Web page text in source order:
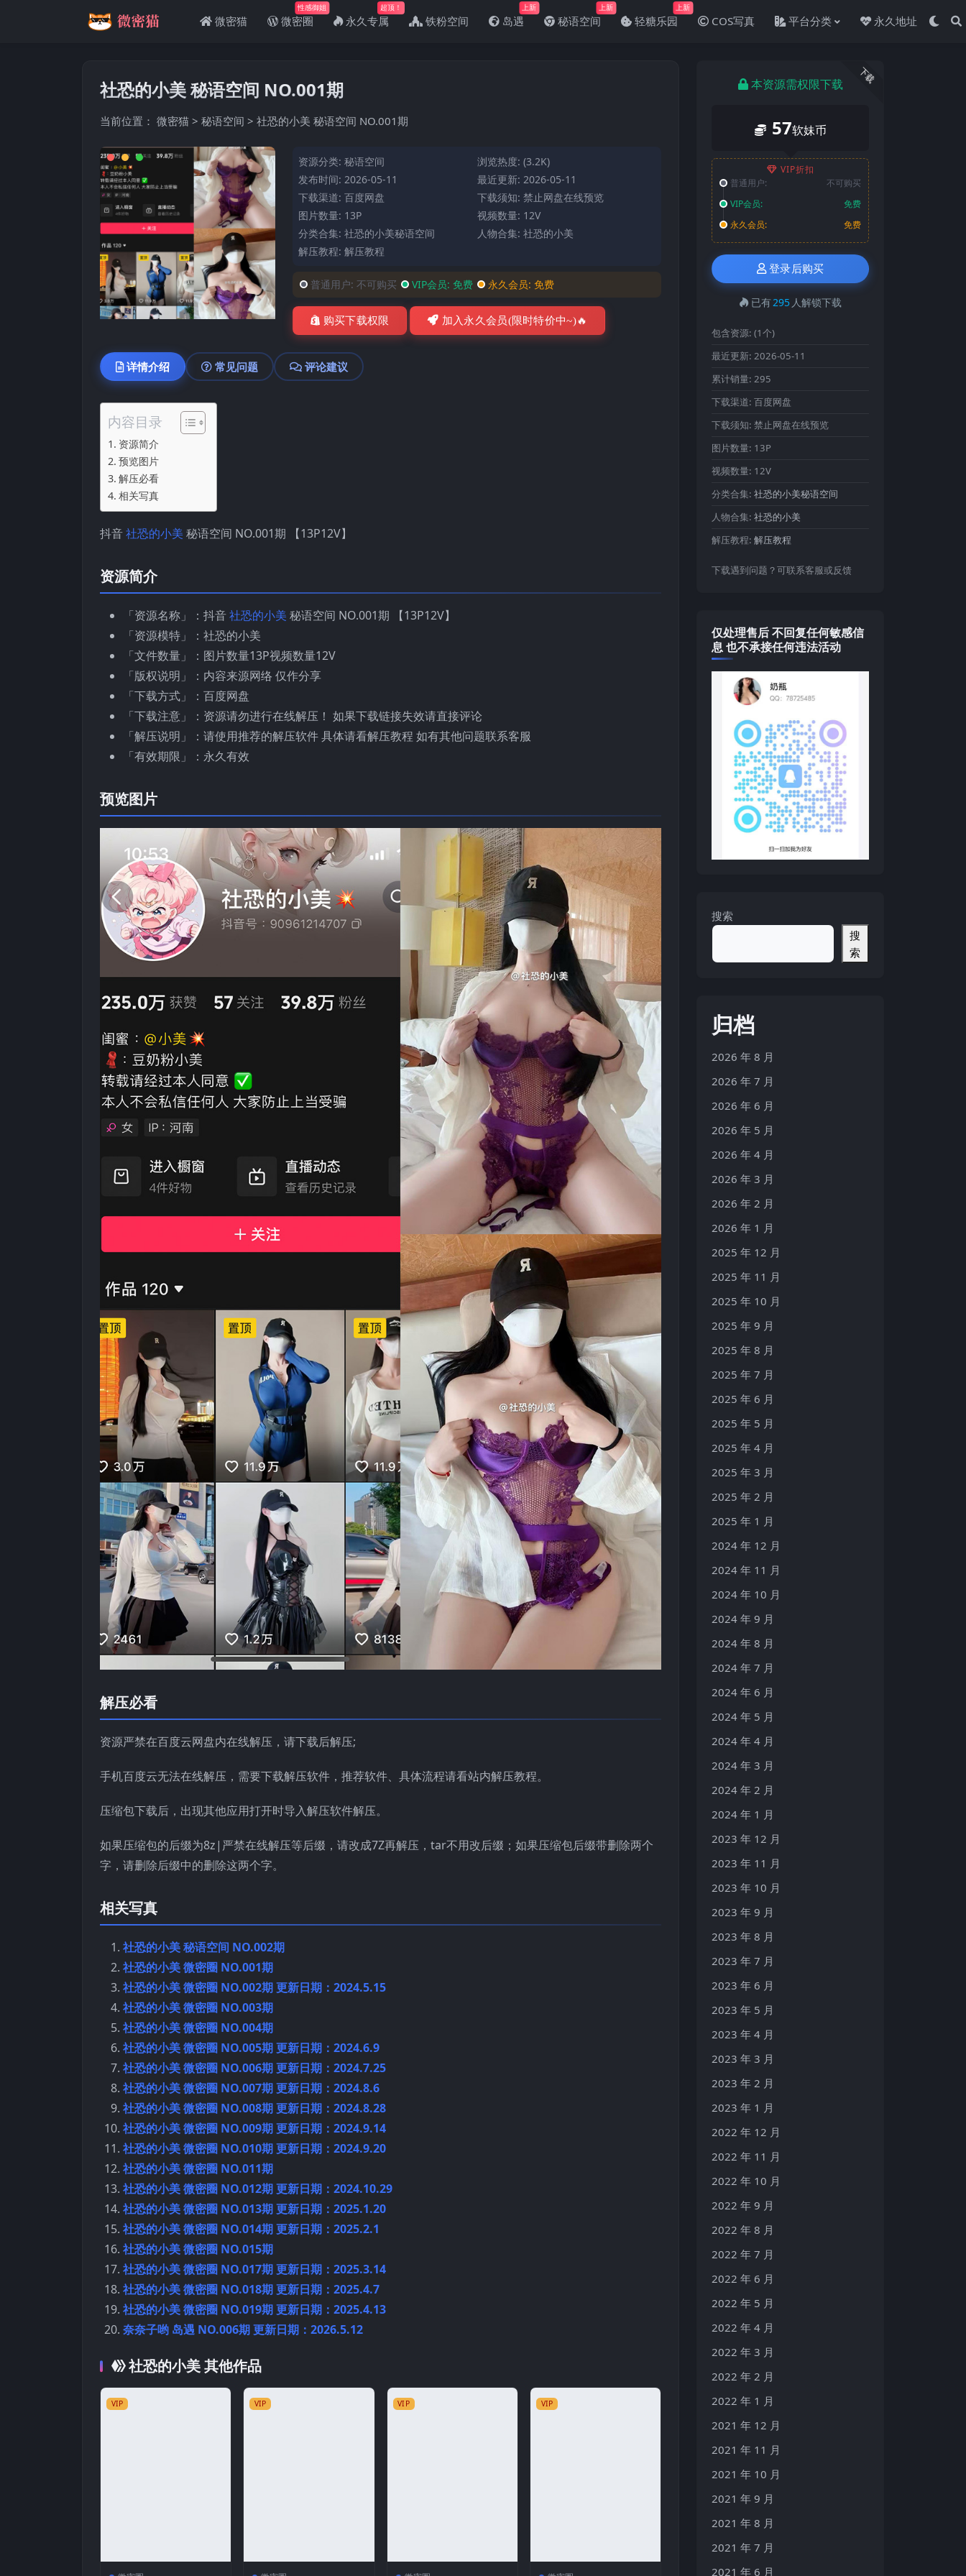
微密猫 微密圈
性感御姐
永久专属
超顶！
铁粉空间 岛遇
上新
秘语空间
上新
轻糖乐园
上新
COS写真 平台分类 永久地址
社恐的小美 秘语空间 NO.001期
当前位置： 微密猫 > 秘语空间 > 社恐的小美 秘语空间 NO.001期
资源分类:秘语空间
浏览热度: (3.2K)
发布时间: 2026-05-11
最近更新: 2026-05-11
下载渠道: 百度网盘
下载须知: 禁止网盘在线预览
图片数量: 13P
视频数量: 12V
分类合集:社恐的小美秘语空间 人物合集: 社恐的小美
解压教程:解压教程
普通用户:不可购买 VIP会员: 免费 永久会员:免费
购买下载权限 加入永久会员(限时特价中~)🔥
详情介绍 常见问题 评论建议
内容目录
资源简介
预览图片
解压必看
相关写真
抖音社恐的小美 秘语空间 NO.001期 【13P12V】
资源简介
「资源名称」：抖音社恐的小美 秘语空间 NO.001期 【13P12V】
「资源模特」：社恐的小美
「文件数量」：图片数量13P视频数量12V
「版权说明」：内容来源网络 仅作分享
「下载方式」：百度网盘
「下载注意」：资源请勿进行在线解压！ 如果下载链接失效请直接评论
「解压说明」：请使用推荐的解压软件 具体请看解压教程 如有其他问题联系客服
「有效期限」：永久有效
预览图片
解压必看
资源严禁在百度云网盘内在线解压，请下载后解压;
手机百度云无法在线解压，需要下载解压软件，推荐软件、具体流程请看站内解压教程。
压缩包下载后，出现其他应用打开时导入解压软件解压。
如果压缩包的后缀为8z|严禁在线解压等后缀，请改成7Z再解压，tar不用改后缀；如果压缩包后缀带删除两个
字，请删除后缀中的删除这两个字。
相关写真
社恐的小美 秘语空间 NO.002期
社恐的小美 微密圈 NO.001期
社恐的小美 微密圈 NO.002期 更新日期：2024.5.15
社恐的小美 微密圈 NO.003期
社恐的小美 微密圈 NO.004期
社恐的小美 微密圈 NO.005期 更新日期：2024.6.9
社恐的小美 微密圈 NO.006期 更新日期：2024.7.25
社恐的小美 微密圈 NO.007期 更新日期：2024.8.6
社恐的小美 微密圈 NO.008期 更新日期：2024.8.28
社恐的小美 微密圈 NO.009期 更新日期：2024.9.14
社恐的小美 微密圈 NO.010期 更新日期：2024.9.20
社恐的小美 微密圈 NO.011期
社恐的小美 微密圈 NO.012期 更新日期：2024.10.29
社恐的小美 微密圈 NO.013期 更新日期：2025.1.20
社恐的小美 微密圈 NO.014期 更新日期：2025.2.1
社恐的小美 微密圈 NO.015期
社恐的小美 微密圈 NO.017期 更新日期：2025.3.14
社恐的小美 微密圈 NO.018期 更新日期：2025.4.7
社恐的小美 微密圈 NO.019期 更新日期：2025.4.13
奈奈子哟 岛遇 NO.006期 更新日期：2026.5.12
社恐的小美 其他作品
VIP VIP VIP VIP
下载
本资源需权限下载
57软妹币
VIP折扣
普通用户:
不可购买
VIP会员:
免费
永久会员:
免费
登录后购买
已有295 人解锁下载
包含资源: (1个)
最近更新: 2026-05-11
累计销量: 295
下载渠道: 百度网盘
下载须知: 禁止网盘在线预览
图片数量: 13P
视频数量: 12V
分类合集: 社恐的小美秘语空间
人物合集: 社恐的小美
解压教程: 解压教程
下载遇到问题？可联系客服或反馈
仅处理售后 不回复任何敏感信
息 也不承接任何违法活动
搜索
搜
索
归档
2026 年 8 月
2026 年 7 月
2026 年 6 月
2026 年 5 月
2026 年 4 月
2026 年 3 月
2026 年 2 月
2026 年 1 月
2025 年 12 月
2025 年 11 月
2025 年 10 月
2025 年 9 月
2025 年 8 月
2025 年 7 月
2025 年 6 月
2025 年 5 月
2025 年 4 月
2025 年 3 月
2025 年 2 月
2025 年 1 月
2024 年 12 月
2024 年 11 月
2024 年 10 月
2024 年 9 月
2024 年 8 月
2024 年 7 月
2024 年 6 月
2024 年 5 月
2024 年 4 月
2024 年 3 月
2024 年 2 月
2024 年 1 月
2023 年 12 月
2023 年 11 月
2023 年 10 月
2023 年 9 月
2023 年 8 月
2023 年 7 月
2023 年 6 月
2023 年 5 月
2023 年 4 月
2023 年 3 月
2023 年 2 月
2023 年 1 月
2022 年 12 月
2022 年 11 月
2022 年 10 月
2022 年 9 月
2022 年 8 月
2022 年 7 月
2022 年 6 月
2022 年 5 月
2022 年 4 月
2022 年 3 月
2022 年 2 月
2022 年 1 月
2021 年 12 月
2021 年 11 月
2021 年 10 月
2021 年 9 月
2021 年 8 月
2021 年 7 月
2021 年 6 月